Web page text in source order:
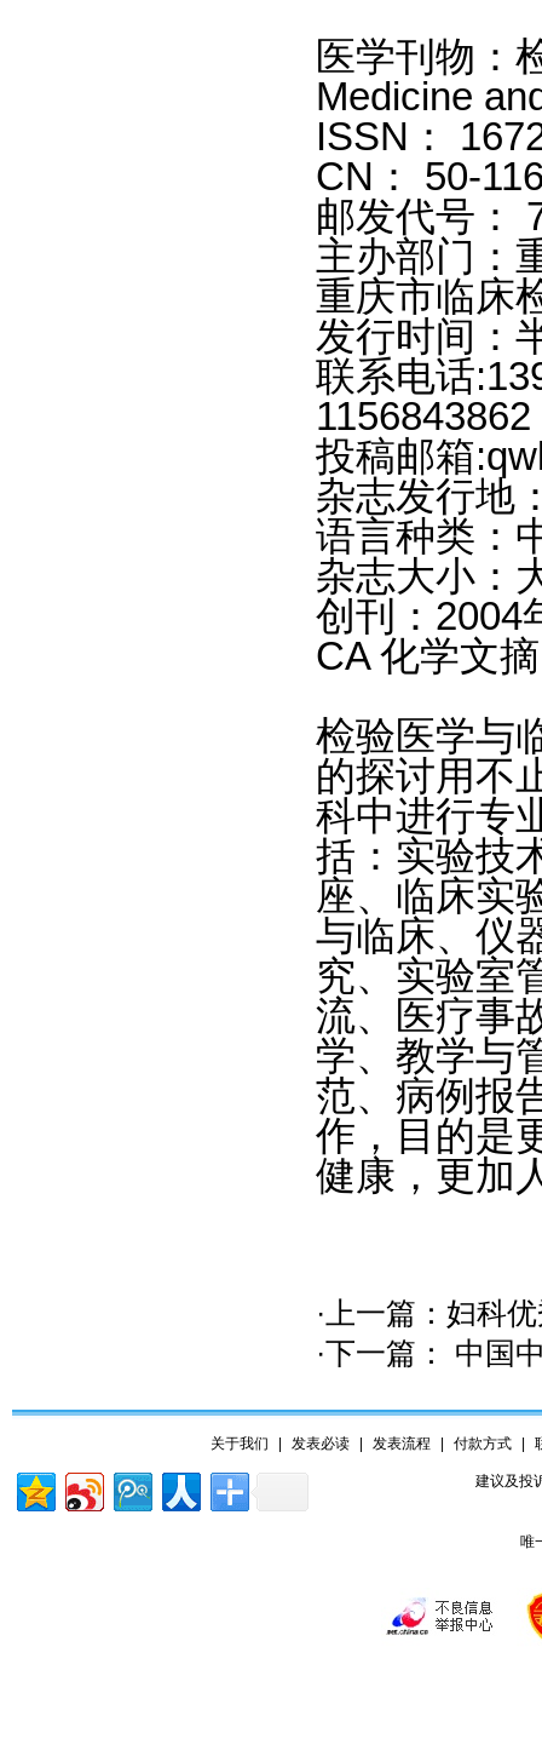
医学刊物：
Medicine
ISSN：
CN： 50-
邮发代号：
主办部门：
重庆市临床
发行时间：
联系电话
1156843862
投稿邮箱
杂志发行地
语言种类：
杂志大小：
创刊：2004
CA 化学文
检验医学与
的探讨用不
科中进行专
括：实验技
座、临床实
与临床、仪
究、实验室
流、医疗事
学、教学与
范、病例报
作，目的是
健康，更加
·上一篇： 妇科
·下一篇：
中国
关于我们 发表必读 发表流程 付款方式
建议及投
唯